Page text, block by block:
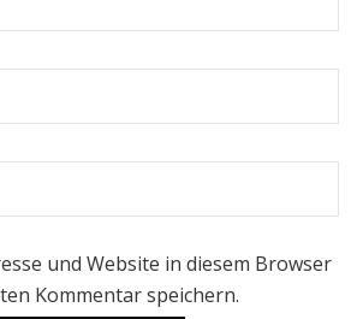
und Website in diesem Browser
Kommentar speichern.